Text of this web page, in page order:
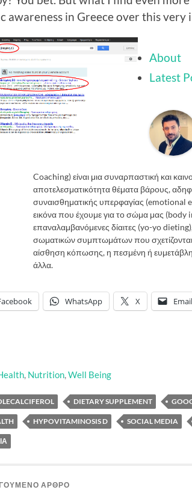
awareness in Greeceover this very
About
Latest
Coaching) είναι μια συναρπαστική και
αποτελεσματικότητα θέματα βάρους,
συναισθηματικής υπερφαγίας (emotional
εικόνα που έχουμε για το σώμα μας (body
επαναλαμβανόμενες δίαιτες (yo-yo
σωματικών συμπτωμάτων που
αίσθηση κόπωσης, η πεσμένη ή
άλλα.
WhatsApp X Email
, Nutrition,Well Being
DIETARY SUPPLEMENT
HYPOVITAMINOSIS D SOCIAL MEDIA
ΆΡΘΡΟ